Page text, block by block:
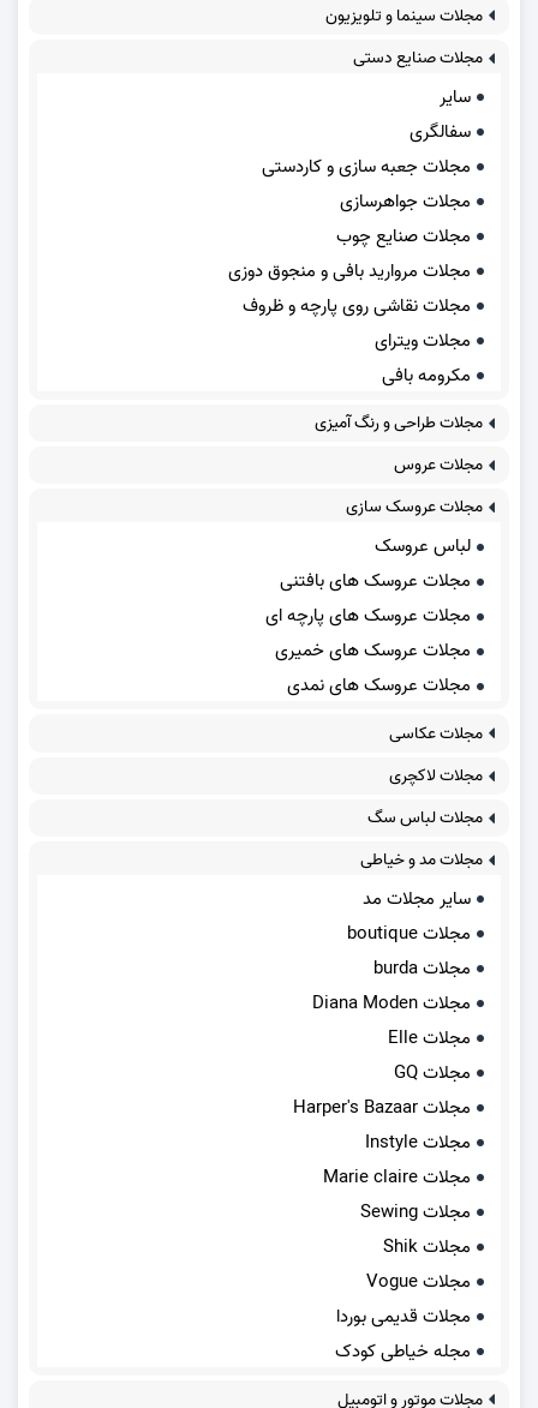
مجلات سینما و تلویزیون
مجلات صنایع دستی
سایر
سفالگری
مجلات جعبه سازی و کاردستی
مجلات جواهرسازی
مجلات صنایع چوب
مجلات مروارید بافی و منجوق دوزی
مجلات نقاشی روی پارچه و ظروف
مجلات ویترای
مکرومه بافی
مجلات طراحی و رنگ آمیزی
مجلات عروس
مجلات عروسک سازی
لباس عروسک
مجلات عروسک های بافتنی
مجلات عروسک های پارچه ای
مجلات عروسک های خمیری
مجلات عروسک های نمدی
مجلات عکاسی
مجلات لاکچری
مجلات لباس سگ
مجلات مد و خیاطی
سایر مجلات مد
مجلات boutique
مجلات burda
مجلات Diana Moden
مجلات Elle
مجلات GQ
مجلات Harper's Bazaar
مجلات Instyle
مجلات Marie claire
مجلات Sewing
مجلات Shik
مجلات Vogue
مجلات قدیمی بوردا
مجله خیاطی کودک
مجلات موتور و اتومبیل